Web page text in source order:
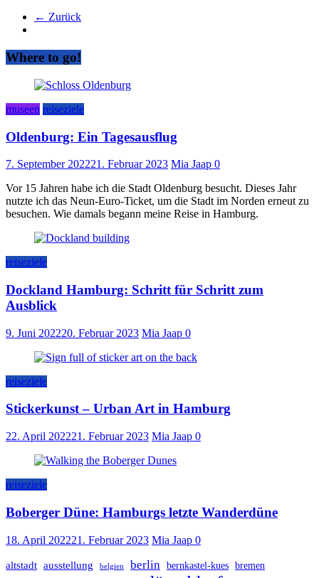
← Zurück
Where to go!
museen reiseziele
Oldenburg: Ein Tagesausflug
7. September 202221. Februar 2023 Mia Jaap 0
Vor 15 Jahren habe ich die Stadt Oldenburg besucht. Dieses Jahr
nutzte ich das Neun-Euro-Ticket, um die Stadt im Norden erneut zu
besuchen. Wie damals begann meine Reise in Hamburg.
reiseziele
Dockland Hamburg: Schritt für Schritt zum
Ausblick
9. Juni 202220. Februar 2023 Mia Jaap 0
reiseziele
Stickerkunst – Urban Art in Hamburg
22. April 202221. Februar 2023 Mia Jaap 0
reiseziele
Boberger Düne: Hamburgs letzte Wanderdüne
18. April 202221. Februar 2023 Mia Jaap 0
altstadt ausstellung belgien berlin bernkastel-kues bremen